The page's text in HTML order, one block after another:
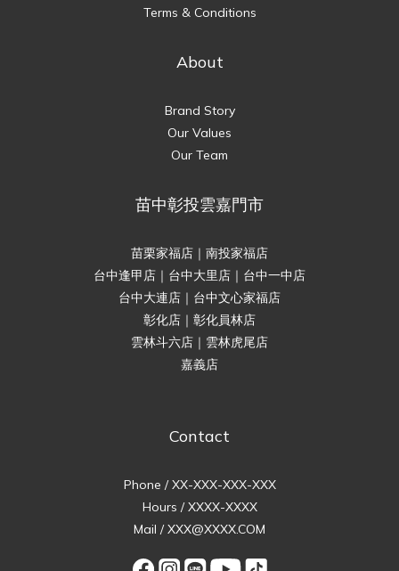
Terms & Conditions
About
Brand Story
Our Values
Our Team
苗中彰投雲嘉門市
苗栗家福店｜南投家福店
台中逢甲店｜台中大里店｜台中一中店
台中大連店｜台中文心家福店
彰化店｜彰化員林店
雲林斗六店｜雲林虎尾店
嘉義店
Contact
Phone / XX-XXX-XXX-XXX
Hours / XXXX-XXXX
Mail / XXX@XXXX.COM